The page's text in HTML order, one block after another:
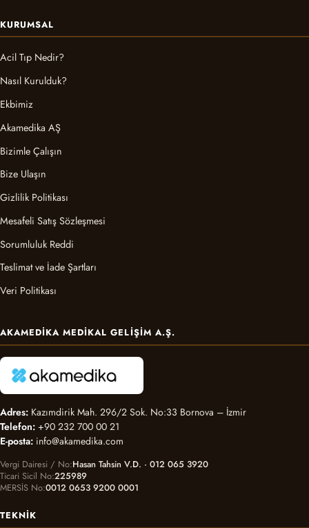
KURUMSAL
Acil Tıp Nedir?
Nasıl Kurulduk?
Ekbimiz
Akamedika AŞ
Bizimle Çalışın
Bize Ulaşın
Gizlilik Politikası
Mesafeli Satış Sözleşmesi
Sorumluluk Reddi
Teslimat ve İade Şartları
Veri Politikası
AKAMEDIKA MEDIKAL GELIŞIM A.Ş.
Adres: Kazımdirik Mah. 296/2 Sok. No:33 Bornova – İzmir
Telefon: +90 232 700 00 21
E-posta: info@akamedika.com
Vergi Dairesi / No Hasan Tahsin V.D. · 012 065 3920
Ticari Sicil No 225989
MERSİS No 0012 0653 9200 0001
TEKNIK